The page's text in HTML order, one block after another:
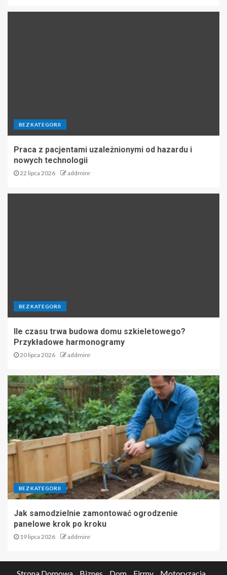
BEZ KATEGORII
Praca z pacjentami uzależnionymi od hazardu i
nowych technologii
22 lipca 2026 addminr
BEZ KATEGORII
Ile czasu trwa budowa domu szkieletowego?
Przykładowe harmonogramy
20 lipca 2026 addminr
BEZ KATEGORII
Jak samodzielnie zamontować ogrodzenie
panelowe krok po kroku
19 lipca 2026 addminr